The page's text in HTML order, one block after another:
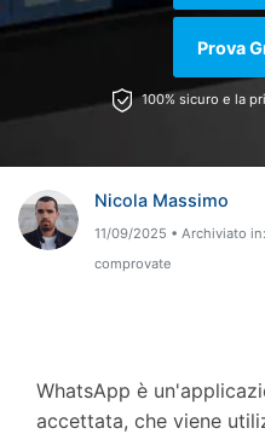
Visualizza Tutte Le App
Chiedi Aiuto
Risorse
Protezione Telefono
Accedi
Prova
100% sicuro e la
Nicola Massimo
11/09/2025 • Archiviato in:
comprovate
WhatsApp è
accettata, che viene